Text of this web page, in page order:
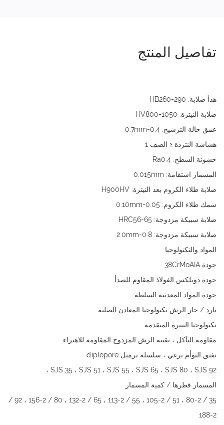
تفاصيل المنتج
هدأ صلابة: HB260-290
صلابة النيترة: HV800-1050
عمق حالة الترشيح: 0.4-0.7mm
هشاشة النتردة ≤ الصف 1
خشونة السطح: Ra0.4
المسمار استقامة: 0.015mm
صلابة طلاء الكروم بعد النيترة: H900HV
سمك طلاء الكروم: 0.05-0.10mm
صلابة سبيكة مزدوجة: HRC56-65
صلابة سبيكة مزدوجة: 0.8-2.0mm
المواد والتكنولوجيا
جودة 38CrMoAIA
جودة دوبلكس الفولاذ المقاوم للصدأ
جودة المواد المعدنية السلطة
بارد / حار الرش تكنولوجيا المعادن الصلبة
تكنولوجيا النيترة المتقدمة
مقاومة التآكل ، تقنية الرش المزدوج المقاومة للاهتراء
تفتق التوأم برغي ، سلسلة برميل diplopore
SJS 35 ، SJS 51 ، SJS 55 ، SJS 65 ، SJS 80 ، SJS 92 ،
المسمار قطرها / كمية المسمار
35 / 80-2 ، 51 / 105-2 ، 55 / 113-2 ، 65 / 132-2 ، 80 / 156-2 ، 92 /
188-2